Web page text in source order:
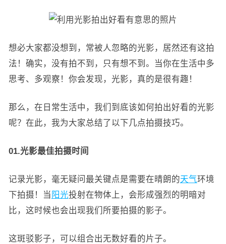
想必大家都没想到，常被人忽略的光影，居然还有这拍
法！确实，没有拍不到，只有想不到。当你在生活中多
思考、多观察！你会发现，光影，真的是很有趣！
那么，在日常生活中，我们到底该如何拍出好看的光影
呢？在此，我为大家总结了以下几点拍摄技巧。
01.光影最佳拍摄时间
记录光影，毫无疑问最关键点是需要在晴朗的天气环境
下拍摄！当 阳光投射在物体上，会形成强烈的明暗对
比，这时候也会出现我们所要拍摄的影子。
这斑驳影子，可以组合出无数好看的片子。